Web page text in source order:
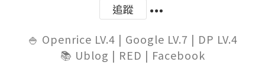
追蹤
🍚 Openrice LV.4 | Google LV.7 | DP LV.4
📚 Ublog | RED | Facebook